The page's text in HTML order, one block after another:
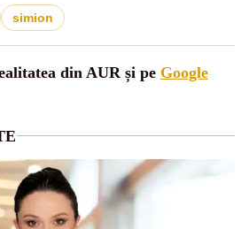
simion
din AUR și pe Google